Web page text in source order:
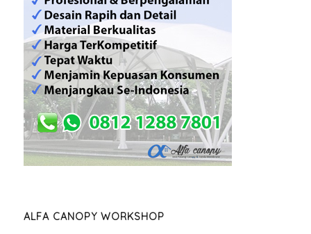
ALFA CANOPY WORKSHOP